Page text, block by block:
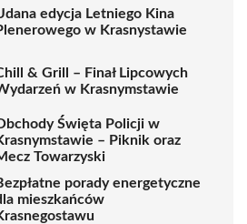
edycja Letniego Kina
w Krasnystawie
& Grill – Finał Lipcowych
w Krasnymstawie
Święta Policji w
– Piknik oraz
Towarzyski
porady energetyczne
mieszkańców